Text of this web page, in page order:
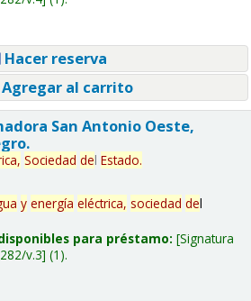
Hacer reserva
al carrito
San Antonio Oeste,
Sociedad del Estado.
y energía eléctrica, sociedad del
para préstamo: Signatura
v.3 (1).